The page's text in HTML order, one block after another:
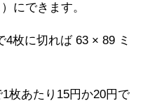
にできます。
枚に切れば 63 × 89 ミ
枚あたり15円か20円で